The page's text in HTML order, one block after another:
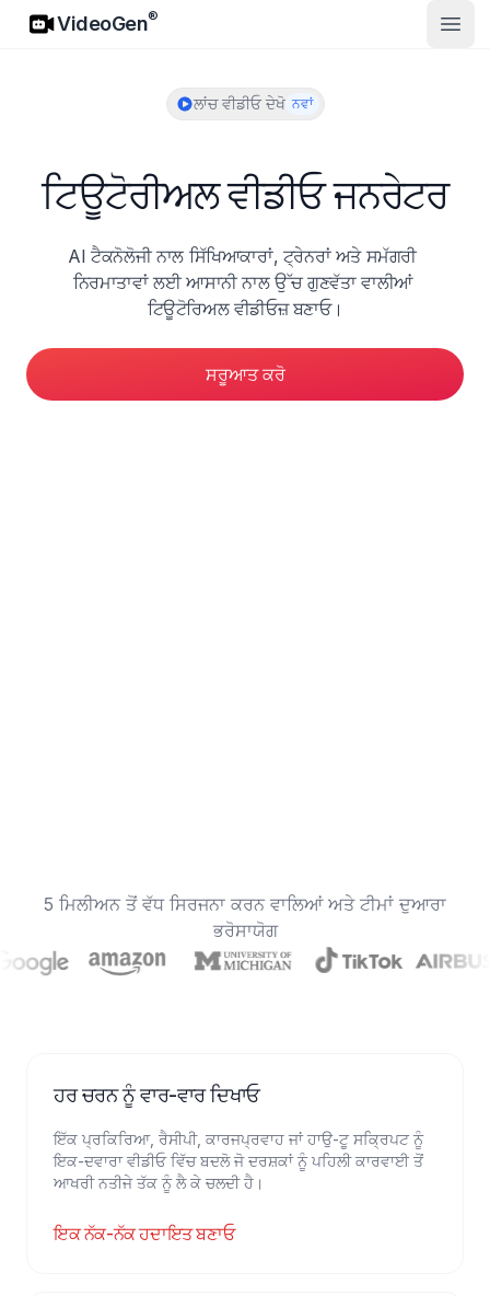
VideoGen
VideoGen®
ਮੁੱਖ
ਲਾਂਚ ਵੀਡੀਓ ਦੇਖੋ ਨਵਾਂ
ਟਿਊਟੋਰੀਅਲ ਵੀਡੀਓ ਜਨਰੇਟਰ
AI ਟੈਕਨੋਲੋਜੀ ਨਾਲ ਸਿੱਖਿਆਕਾਰਾਂ, ਟ੍ਰੇਨਰਾਂ ਅਤੇ ਸਮੱਗਰੀ
ਨਿਰਮਾਤਾਵਾਂ ਲਈ ਆਸਾਨੀ ਨਾਲ ਉੱਚ ਗੁਣਵੱਤਾ ਵਾਲੀਆਂ
ਟਿਊਟੋਰਿਅਲ ਵੀਡੀਓਜ਼ ਬਣਾਓ।
ਸਰੂਆਤ ਕਰੋ
5 ਮਿਲੀਅਨ ਤੋਂ ਵੱਧ ਸਿਰਜਨਾ ਕਰਨ ਵਾਲਿਆਂ ਅਤੇ ਟੀਮਾਂ ਦੁਆਰਾ
ਭਰੋਸਾਯੋਗ
ਹਰ ਚਰਨ ਨੂੰ ਵਾਰ-ਵਾਰ ਦਿਖਾਓ
ਇੱਕ ਪ੍ਰਕਿਰਿਆ, ਰੈਸੀਪੀ, ਕਾਰਜਪ੍ਰਵਾਹ ਜਾਂ ਹਾਉ-ਟੂ ਸਕ੍ਰਿਪਟ ਨੂੰ
ਇਕ-ਦਵਾਰਾ ਵੀਡੀਓ ਵਿੱਚ ਬਦਲੋ ਜੋ ਦਰਸ਼ਕਾਂ ਨੂੰ ਪਹਿਲੀ ਕਾਰਵਾਈ ਤੋਂ
ਆਖਰੀ ਨਤੀਜੇ ਤੱਕ ਨੂੰ ਲੈ ਕੇ ਚਲਦੀ ਹੈ।
ਇਕ ਨੱਕ-ਨੱਕ ਹਦਾਇਤ ਬਣਾਓ